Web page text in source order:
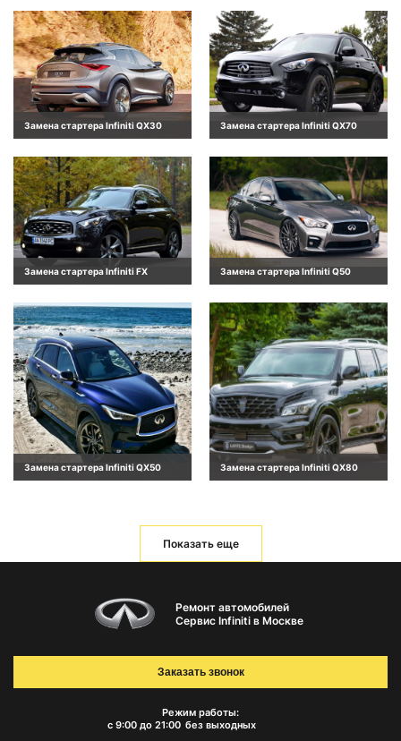
Замена стартера Infiniti QX30 Замена стартера Infiniti QX70
Замена стартера Infiniti FX Замена стартера Infiniti Q50
Замена стартера Infiniti QX50 Замена стартера Infiniti QX80
Показать еще
Ремонт автомобилей
Сервис Infiniti в Москве
Режим работы:
с 9:00 до 21:00 без выходных
Заказать звонок